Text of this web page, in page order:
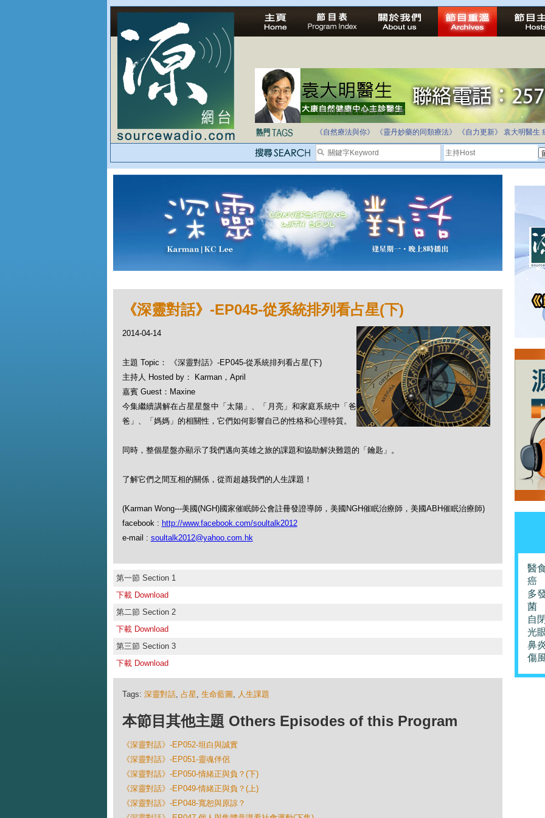
法治社會並不等同公正社會
《自然療法與你》 《靈丹妙藥的同類療法》 《自力更新》 袁大明醫生
《深靈對話》-EP045-從系統排列看占星(下)
2014-04-14
主題 Topic： 《深靈對話》-EP045-從系統排列看占星(下)
主持人 Hosted by： Karman，April
嘉賓 Guest：Maxine
今集繼續講解在占星星盤中「太陽」、「月亮」和家庭系統中「爸
爸」、「媽媽」的相關性，它們如何影響自己的性格和心理特質。
同時，整個星盤亦顯示了我們邁向英雄之旅的課題和協助解決難題的「鑰匙」。
了解它們之間互相的關係，從而超越我們的人生課題！
(Karman Wong---美國(NGH)國家催眠師公會註冊發證導師，美國NGH催眠治療師，美國ABH催眠治療師)
facebook : http://www.facebook.com/soultalk2012
e-mail : soultalk2012@yahoo.com.hk
第一節 Section 1
下載 Download
第二節 Section 2
下載 Download
第三節 Section 3
下載 Download
Tags: 深靈對話, 占星, 生命藍圖 , 人生課題
本節目其他主題 Others Episodes of this Program
《深靈對話》-EP052-坦白與誠實
《深靈對話》-EP051-靈魂伴侶
《深靈對話》-EP050-情緒正與負？(下)
《深靈對話》-EP049-情緒正與負？(上)
《深靈對話》-EP048-寬恕與原諒？
醫
癌
多
菌
自
光
鼻
傷